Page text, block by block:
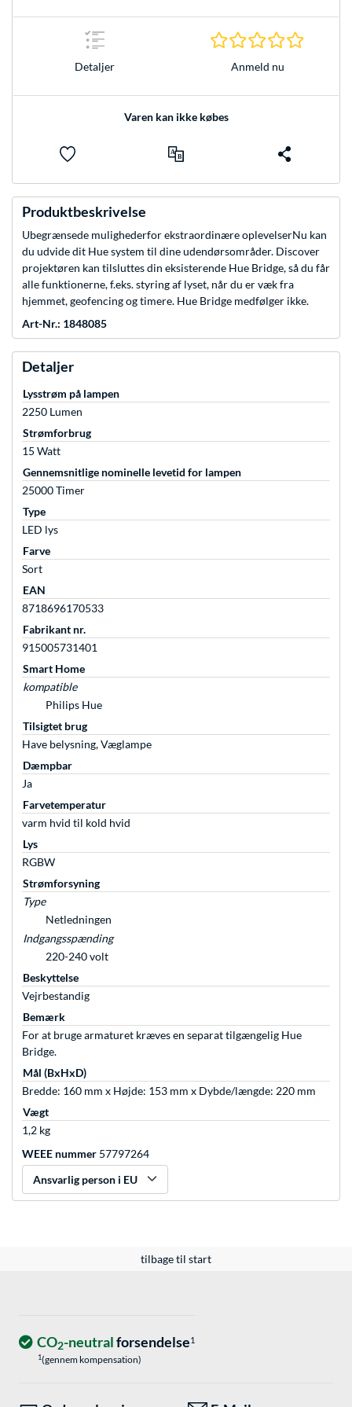
Detaljer Anmeld nu
Varen kan ikke købes
Produktbeskrivelse
Ubegrænsede mulighederfor ekstraordinære oplevelserNu kan
du udvide dit Hue system til dine udendørsområder. Discover
projektøren kan tilsluttes din eksisterende Hue Bridge, så du får
alle funktionerne, f.eks. styring af lyset, når du er væk fra
hjemmet, geofencing og timere. Hue Bridge medfølger ikke.
Art-Nr.: 1848085
Detaljer
Lysstrøm på lampen
2250 Lumen
Strømforbrug
15 Watt
Gennemsnitlige nominelle levetid for lampen
25000 Timer
Type
LED lys
Farve
Sort
EAN
8718696170533
Fabrikant nr.
915005731401
Smart Home
kompatible
Philips Hue
Tilsigtet brug
Have belysning, Væglampe
Dæmpbar
Ja
Farvetemperatur
varm hvid til kold hvid
Lys
RGBW
Strømforsyning
Type
Netledningen
Indgangsspænding
220-240 volt
Beskyttelse
Vejrbestandig
Bemærk
For at bruge armaturet kræves en separat tilgængelig Hue
Bridge.
Mål (BxHxD)
Bredde: 160 mm x Højde: 153 mm x Dybde/længde: 220 mm
Vægt
1,2 kg
WEEE nummer 57797264
Ansvarlig person i EU
tilbage til start
CO2-neutralforsendelse1
1(gennem kompensation)